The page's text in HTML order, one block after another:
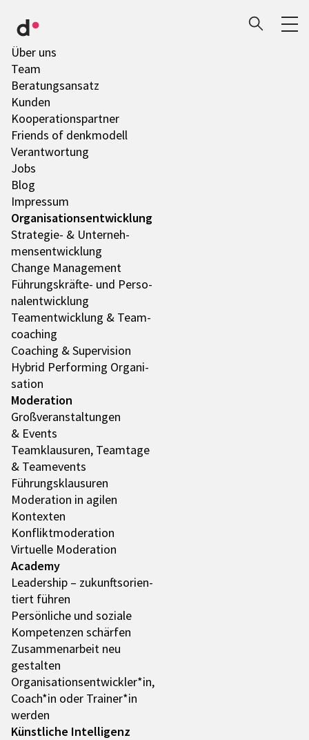
Über uns
Team
Bera­tungs­an­satz
Kunden
Koope­ra­ti­ons­part­ner
Friends of denk­mo­dell
Verant­wor­tung
Jobs
Blog
Impres­sum
Orga­ni­sa­ti­ons­ent­wick­lung
Stra­te­gie- & Unter­neh­
mens­ent­wick­lung
Change Manage­ment
Führungs­­­kräfte- und Perso­
nal­ent­wick­lung
Team­ent­wick­lung & Team­
coa­ching
Coaching & Super­vi­sion
Hybrid Performing Orga­ni­
sa­tion
Mode­ra­tion
Groß­ver­an­stal­tun­gen
& Events
Team­klau­su­ren, Team­tage
& Team­e­vents
Führungs­klau­su­ren
Mode­ra­tion in agilen
Kontex­ten
Konflikt­mo­de­ra­tion
Virtu­elle Mode­ra­tion
Academy
Leader­ship – zukunfts­ori­en­
tiert führen
Persön­li­che und soziale
Kompe­ten­zen schär­fen
Zusam­men­ar­beit neu
gestal­ten
Organisationsentwickler*in,
Coach*in oder Trainer*in
werden
Künst­li­che Intel­li­genz